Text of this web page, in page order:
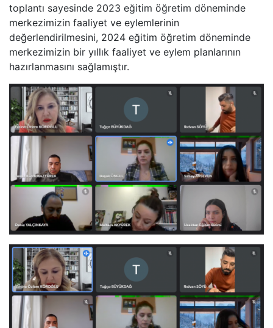
toplantı sayesinde 2023 eğitim öğretim döneminde
merkezimizin faaliyet ve eylemlerinin
değerlendirilmesini, 2024 eğitim öğretim döneminde
merkezimizin bir yıllık faaliyet ve eylem planlarının
hazırlanmasını sağlamıştır.